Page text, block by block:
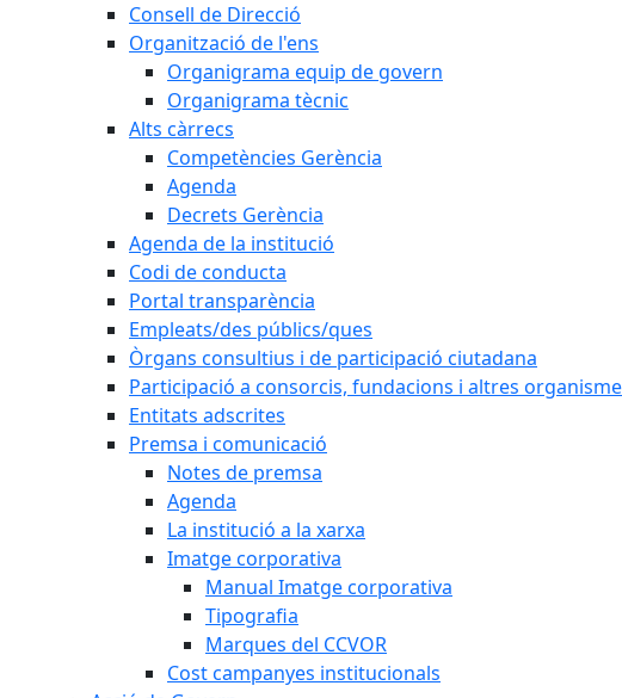
Consell de Direcció
Organització de l'ens
Organigrama equip de govern
Organigrama tècnic
Alts càrrecs
Competències Gerència
Agenda
Decrets Gerència
Agenda de la institució
Codi de conducta
Portal transparència
Empleats/des públics/ques
Òrgans consultius i de participació ciutadana
Participació a consorcis, fundacions i altres
Entitats adscrites
Premsa i comunicació
Notes de premsa
Agenda
La institució a la xarxa
Imatge corporativa
Manual Imatge corporativa
Tipografia
Marques del CCVOR
Cost campanyes institucionals